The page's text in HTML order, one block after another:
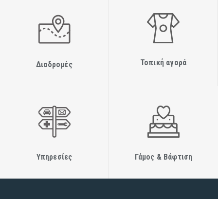
Διαδρομές Τοπική αγορά
Υπηρεσίες Γάμος & Βάφτιση